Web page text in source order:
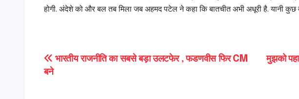
होगी. अंदेशे को और बल तब मिला जब अहमद पटेल ने कहा कि बातचीत अभी अधूरी है. यानी कुछ
Post
मुझको
भारतीय राजनीति का सबसे बड़ा उलटफेर , फडणवीस फिर CM
बने